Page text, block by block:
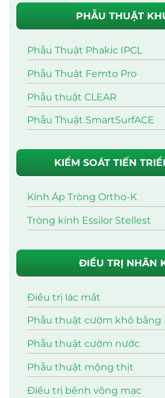
PHẪU THUẬT
Phẫu Thuật Phakic IPCL
Phẫu Thuật Femto Pro
Phẫu thuật CLEAR
Phẫu Thuật SmartSurfACE
KIỂM SOÁT TIẾN
Kính Áp Tròng Ortho-K
Tròng kính Essilor Stellest
ĐIỀU TRỊ NHÃN
Điều trị lác mắt
Phẫu thuật cườm khô bằng
Phẫu thuật cườm nước
Phẫu thuật mộng thịt
Điều trị bênh võng mạc